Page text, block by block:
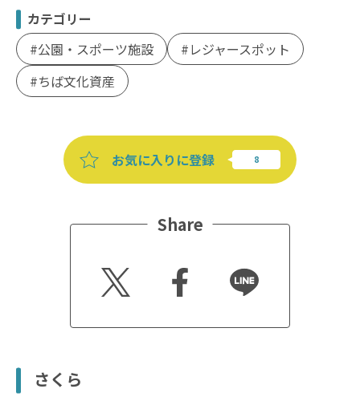
カテゴリー
公園・スポーツ施設
レジャースポット
ちば文化資産
お気に入りに登録
Share
Twitt
er
Faceb
ook
Line
さくら